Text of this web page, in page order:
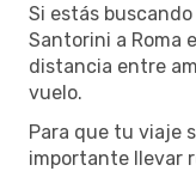
Si estás buscando
Santorini a Roma
distancia entre
vuelo.
Para que tu viaje
importante llevar